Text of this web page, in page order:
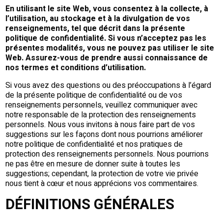
En utilisant le site Web, vous consentez à la collecte, à
l’utilisation, au stockage et à la divulgation de vos
renseignements, tel que décrit dans la présente
politique de confidentialité. Si vous n’acceptez pas les
présentes modalités, vous ne pouvez pas utiliser le site
Web. Assurez-vous de prendre aussi connaissance de
nos termes et conditions d’utilisation.
Si vous avez des questions ou des préoccupations à l’égard
de la présente politique de confidentialité ou de vos
renseignements personnels, veuillez communiquer avec
notre responsable de la protection des renseignements
personnels. Nous vous invitons à nous faire part de vos
suggestions sur les façons dont nous pourrions améliorer
notre politique de confidentialité et nos pratiques de
protection des renseignements personnels. Nous pourrions
ne pas être en mesure de donner suite à toutes les
suggestions; cependant, la protection de votre vie privée
nous tient à cœur et nous apprécions vos commentaires.
DÉFINITIONS GÉNÉRALES